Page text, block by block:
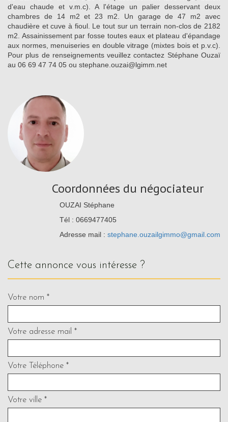
d'eau chaude et v.m.c). A l'étage un palier desservant deux
chambres de 14 m2 et 23 m2. Un garage de 47 m2 avec
chaudière et cuve à fioul. Le tout sur un terrain non-clos de 2182
m2. Assainissement par fosse toutes eaux et plateau d'épandage
aux normes, menuiseries en double vitrage (mixtes bois et p.v.c).
Pour plus de renseignements veuillez contactez Stéphane Ouzaï
au 06 69 47 74 05 ou stephane.ouzai@lgimm.net
Coordonnées du négociateur
OUZAI Stéphane
Tél : 0669477405
Adresse mail : stephane.ouzailgimmo@gmail.com
cette annonce vous intéresse ?
Votre nom *
Votre adresse mail *
Votre Téléphone *
Votre ville *